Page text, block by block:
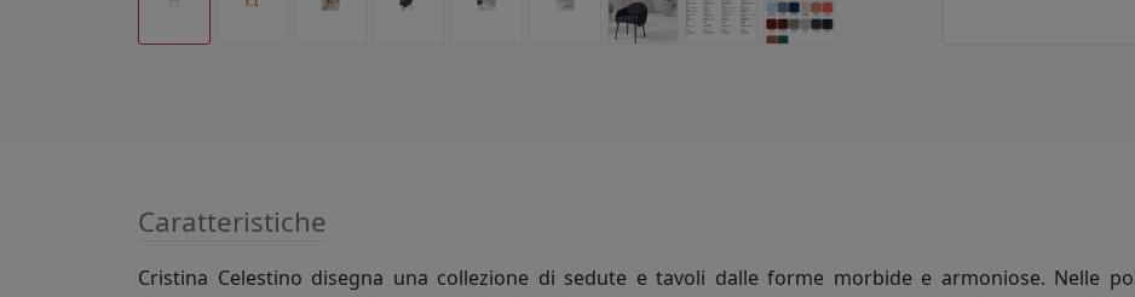
Caratteristiche
Cristina Celestino disegna una collezione di sedute e tavoli dalle forme morbide e armoniose. Nelle